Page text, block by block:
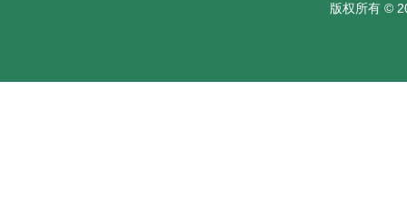
版权所有 ©